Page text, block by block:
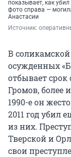
показывает, как
фото справа —
Анастасии
Источник:
В
осужденных
отбывает
Громов, более
1990-е он
2011 год убил
из них.
Тверской и
свои